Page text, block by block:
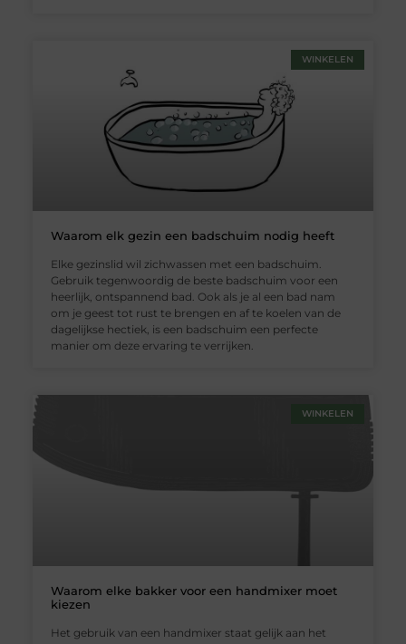
WINKELEN
Waarom elk gezin een badschuim nodig heeft
Elke gezinslid wil zichwassen met een badschuim.
Gebruik tegenwoordig de beste badschuim voor een
heerlijk, ontspannend bad. Ook als je al een bad nam
om je geest tot rust te brengen en af te koelen van de
dagelijkse hectiek, is een badschuim een perfecte
manier om deze ervaring te verrijken.
WINKELEN
Waarom elke bakker voor een handmixer moet
kiezen
Het gebruik van een handmixer staat gelijk aan het